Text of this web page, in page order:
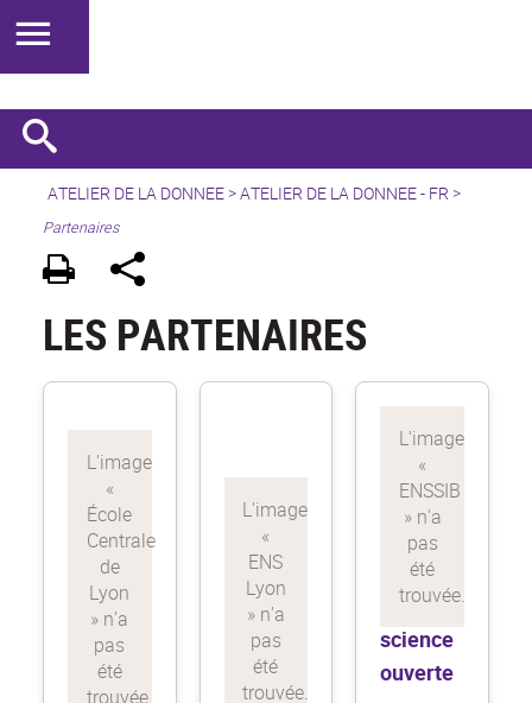
ATELIER DE LA DONNEE>ATELIER DE LA DONNEE - FR >
Partenaires
LES PARTENAIRES
Feuille
de route
science
ouverte
Feuille
de route
science
ouverte
Feuille
de route
science
ouverte